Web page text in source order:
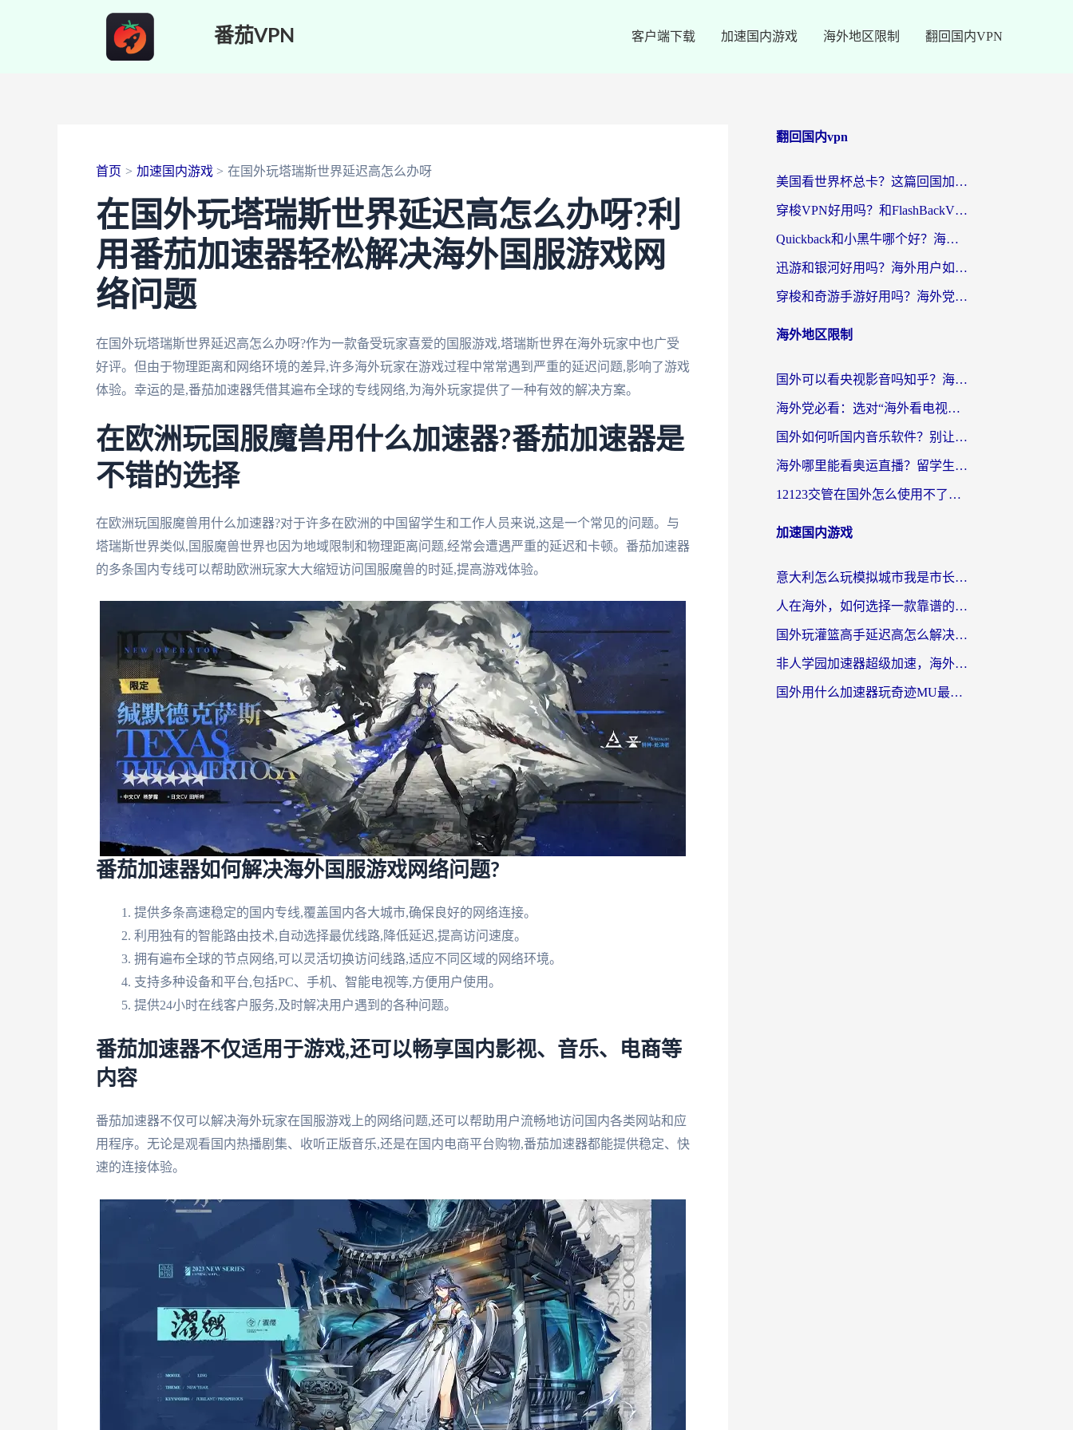
番茄VPN 客户端下载 加速国内游戏 海外地区限制 翻回国内VPN
首页 加速国内游戏 在国外玩塔瑞斯世界延迟高怎么办呀
在国外玩塔瑞斯世界延迟高怎么办呀?利
用番茄加速器轻松解决海外国服游戏网
络问题
在国外玩塔瑞斯世界延迟高怎么办呀?作为一款备受玩家喜爱的国服游戏,塔瑞斯世界在海外玩家中也广受
好评。但由于物理距离和网络环境的差异,许多海外玩家在游戏过程中常常遇到严重的延迟问题,影响了游戏
体验。幸运的是,番茄加速器凭借其遍布全球的专线网络,为海外玩家提供了一种有效的解决方案。
在欧洲玩国服魔兽用什么加速器?番茄加速器是
不错的选择
在欧洲玩国服魔兽用什么加速器?对于许多在欧洲的中国留学生和工作人员来说,这是一个常见的问题。与
塔瑞斯世界类似,国服魔兽世界也因为地域限制和物理距离问题,经常会遭遇严重的延迟和卡顿。番茄加速器
的多条国内专线可以帮助欧洲玩家大大缩短访问国服魔兽的时延,提高游戏体验。
番茄加速器如何解决海外国服游戏网络问题?
提供多条高速稳定的国内专线,覆盖国内各大城市,确保良好的网络连接。
利用独有的智能路由技术,自动选择最优线路,降低延迟,提高访问速度。
拥有遍布全球的节点网络,可以灵活切换访问线路,适应不同区域的网络环境。
支持多种设备和平台,包括PC、手机、智能电视等,方便用户使用。
提供24小时在线客户服务,及时解决用户遇到的各种问题。
番茄加速器不仅适用于游戏,还可以畅享国内影视、音乐、电商等
内容
番茄加速器不仅可以解决海外玩家在国服游戏上的网络问题,还可以帮助用户流畅地访问国内各类网站和应
用程序。无论是观看国内热播剧集、收听正版音乐,还是在国内电商平台购物,番茄加速器都能提供稳定、快
速的连接体验。
翻回国内vpn
美国看世界杯总卡？这篇回国加速器指南帮你无缝刷国内资源（附苹果手机VPN设置步骤）
穿梭VPN好用吗？和FlashBackVPN对比哪个回国效果更好？
Quickback和小黑牛哪个好？海外党亲测指南，选对回国加速器秒回国内
迅游和银河好用吗？海外用户如何选择回国加速器实现无缝访问国内资源
穿梭和奇游手游好用吗？海外党亲测3款回国加速器，附蜜蜂加速器七天试用攻略
海外地区限制
国外可以看央视影音吗知乎？海外党亲测有效的回国加速方案
海外党必看：选对“海外看电视剧软件”，再也不用愁国内剧刷不了
国外如何听国内音乐软件？别让地域限制，断了你的中文歌单
海外哪里能看奥运直播？留学生&海外华人必看的体育赛事观赛终极指南
12123交管在国外怎么使用不了？海外华人必看的无缝访问国内资源指南
加速国内游戏
意大利怎么玩模拟城市我是市长？海外党国服游戏加速终极攻略（附三国3量子特攻解决办法）
人在海外，如何选择一款靠谱的玩剑灵2加速器？
国外玩灌篮高手延迟高怎么解决？海外玩家国服游戏加速终极指南
非人学园加速器超级加速，海外玩家重返国服的通行证
国外用什么加速器玩奇迹MU最好？2026海外玩家国服游戏加速全攻略